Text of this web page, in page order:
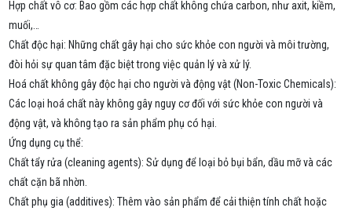
Hợp chất vô cơ: Bao gồm các hợp chất không chứa carbon, như axit, kiềm,
muối,…
Chất độc hại: Những chất gây hại cho sức khỏe con người và môi trường,
đòi hỏi sự quan tâm đặc biệt trong việc quản lý và xử lý.
Hoá chất không gây độc hại cho người và động vật (Non-Toxic Chemicals):
Các loại hoá chất này không gây nguy cơ đối với sức khỏe con người và
động vật, và không tạo ra sản phẩm phụ có hại.
Ứng dụng cụ thể:
Chất tẩy rửa (cleaning agents): Sử dụng để loại bỏ bụi bẩn, dầu mỡ và các
chất cặn bã nhờn.
Chất phụ gia (additives): Thêm vào sản phẩm để cải thiện tính chất hoặc